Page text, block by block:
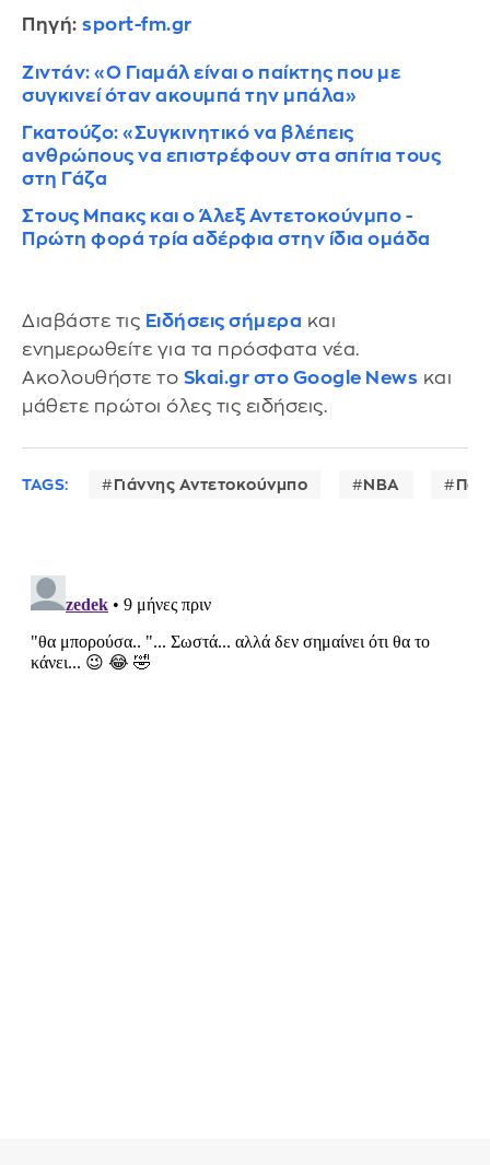
Πηγή: sport-fm.gr
Ζιντάν: «Ο Γιαμάλ είναι ο παίκτης που με
συγκινεί όταν ακουμπά την μπάλα»
Γκατούζο: «Συγκινητικό να βλέπεις
ανθρώπους να επιστρέφουν στα σπίτια τους
στη Γάζα
Στους Μπακς και ο Άλεξ Αντετοκούνμπο -
Πρώτη φορά τρία αδέρφια στην ίδια ομάδα
Διαβάστε τις Ειδήσεις σήμερα και
ενημερωθείτε για τα πρόσφατα νέα.
Ακολουθήστε το Skai.gr στο Google News και
μάθετε πρώτοι όλες τις ειδήσεις.
TAGS: Γιάννης Αντετοκούνμπο NBA